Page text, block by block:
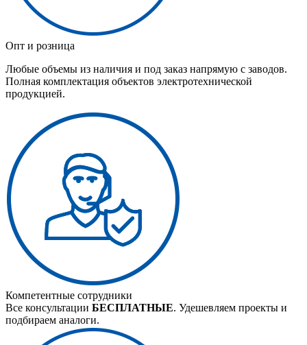
Опт и розница
Любые объемы из наличия и под заказ напрямую с заводов.
Полная комплектация объектов электротехнической
продукцией.
Компетентные сотрудники
Все консультации БЕСПЛАТНЫЕ. Удешевляем проекты и
подбираем аналоги.